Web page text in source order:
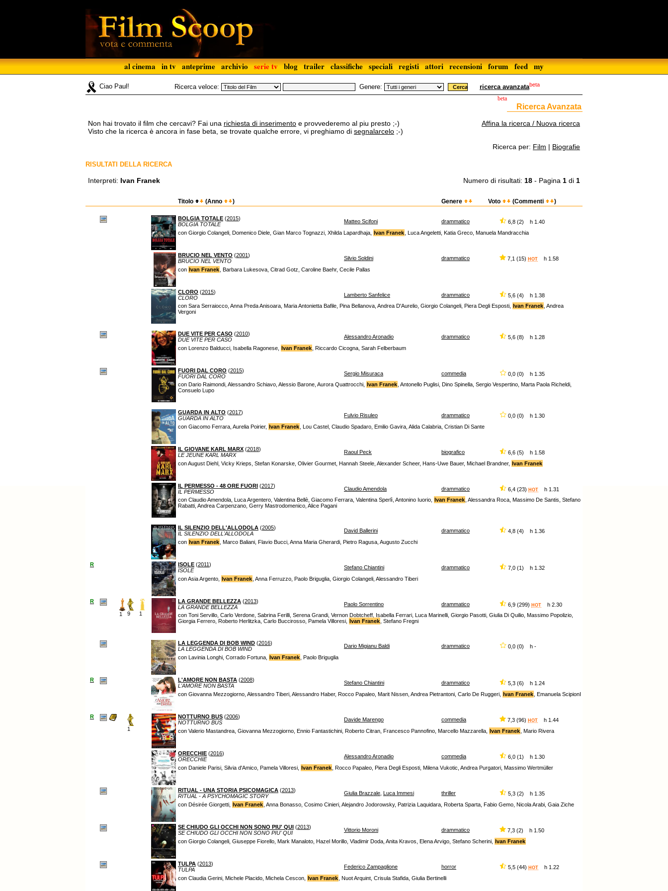
al cinema in tv anteprime archivio serie tv blog trailer classifiche speciali registi attori recensioni forum feed my
Ciao Paul! Ricerca veloce: Genere: ricerca avanzatabeta
Ricerca Avanzata
beta
Affina la ricerca / Nuova ricerca
Non hai trovato il film che cercavi? Fai una richiesta di inserimento e provvederemo al piu presto ;-)
Visto che la ricerca è ancora in fase beta, se trovate qualche errore, vi preghiamo di segnalarcelo ;-)
Ricerca per: Film | Biografie
RISULTATI DELLA RICERCA
Numero di risultati: 18 - Pagina 1 di 1
Interpreti: Ivan Franek
Titolo (Anno ) Genere Voto (Commenti )
BOLGIA TOTALE (2015)
BOLGIA TOTALE
Matteo Scifoni drammatico
6,8 (2) h 1.40
con Giorgio Colangeli, Domenico Diele, Gian Marco Tognazzi, Xhilda Lapardhaja, Ivan Franek , Luca Angeletti, Katia Greco, Manuela Mandracchia
BRUCIO NEL VENTO (2001)
BRUCIO NEL VENTO
Silvio Soldini drammatico 7,1 (15) HOT h 1.58
con Ivan Franek , Barbara Lukesova, Citrad Gotz, Caroline Baehr, Cecile Pallas
CLORO (2015)
CLORO
Lamberto Sanfelice drammatico
5,6 (4) h 1.38
con Sara Serraiocco, Anna Preda Anisoara, Maria Antonietta Bafile, Pina Bellanova, Andrea D'Aurelio, Giorgio Colangeli, Piera Degli Esposti, Ivan Franek , Andrea
Vergoni
DUE VITE PER CASO (2010)
DUE VITE PER CASO
Alessandro Aronadio drammatico
5,6 (8) h 1.28
con Lorenzo Balducci, Isabella Ragonese, Ivan Franek , Riccardo Cicogna, Sarah Felberbaum
FUORI DAL CORO (2015)
FUORI DAL CORO
Sergio Misuraca commedia
0,0 (0) h 1.35
con Dario Raimondi, Alessandro Schiavo, Alessio Barone, Aurora Quattrocchi, Ivan Franek , Antonello Puglisi, Dino Spinella, Sergio Vespertino, Marta Paola Richeldi,
Consuelo Lupo
GUARDA IN ALTO (2017)
GUARDA IN ALTO
Fulvio Risuleo drammatico
0,0 (0) h 1.30
con Giacomo Ferrara, Aurelia Poirier, Ivan Franek , Lou Castel, Claudio Spadaro, Emilio Gavira, Alida Calabria, Cristian Di Sante
IL GIOVANE KARL MARX (2018)
LE JEUNE KARL MARX
Raoul Peck biografico
6,6 (5) h 1.58
con August Diehl, Vicky Krieps, Stefan Konarske, Olivier Gourmet, Hannah Steele, Alexander Scheer, Hans-Uwe Bauer, Michael Brandner, Ivan Franek
IL PERMESSO - 48 ORE FUORI (2017)
IL PERMESSO
Claudio Amendola drammatico 6,4 (23) HOT h 1.31
con Claudio Amendola, Luca Argentero, Valentina Bellè, Giacomo Ferrara, Valentina Sperlì, Antonino Iuorio, Ivan Franek , Alessandra Roca, Massimo De Santis, Stefano
Rabatti, Andrea Carpenzano, Gerry Mastrodomenico, Alice Pagani
IL SILENZIO DELL'ALLODOLA (2005)
IL SILENZIO DELL'ALLODOLA
David Ballerini drammatico
4,8 (4) h 1.36
con Ivan Franek , Marco Baliani, Flavio Bucci, Anna Maria Gherardi, Pietro Ragusa, Augusto Zucchi
R ISOLE (2011)
ISOLE
Stefano Chiantini drammatico
7,0 (1) h 1.32
con Asia Argento, Ivan Franek , Anna Ferruzzo, Paolo Briguglia, Giorgio Colangeli, Alessandro Tiberi
R
1 9 1
LA GRANDE BELLEZZA (2013)
LA GRANDE BELLEZZA
Paolo Sorrentino drammatico 6,9 (299) HOT h 2.30
con Toni Servillo, Carlo Verdone, Sabrina Ferilli, Serena Grandi, Vernon Dobtcheff, Isabella Ferrari, Luca Marinelli, Giorgio Pasotti, Giulia Di Quilio, Massimo Popolizio,
Giorgia Ferrero, Roberto Herlitzka, Carlo Buccirosso, Pamela Villoresi, Ivan Franek , Stefano Fregni
LA LEGGENDA DI BOB WIND (2016)
LA LEGGENDA DI BOB WIND
Dario Migianu Baldi drammatico
0,0 (0) h -
con Lavinia Longhi, Corrado Fortuna, Ivan Franek , Paolo Briguglia
R L'AMORE NON BASTA (2008)
L'AMORE NON BASTA
Stefano Chiantini drammatico
5,3 (6) h 1.24
con Giovanna Mezzogiorno, Alessandro Tiberi, Alessandro Haber, Rocco Papaleo, Marit Nissen, Andrea Pietrantoni, Carlo De Ruggeri, Ivan Franek , Emanuela ScipionI
R
1
NOTTURNO BUS (2006)
NOTTURNO BUS
Davide Marengo commedia 7,3 (96) HOT h 1.44
con Valerio Mastandrea, Giovanna Mezzogiorno, Ennio Fantastichini, Roberto Citran, Francesco Pannofino, Marcello Mazzarella, Ivan Franek , Mario Rivera
ORECCHIE (2016)
ORECCHIE
Alessandro Aronadio commedia
6,0 (1) h 1.30
con Daniele Parisi, Silvia d'Amico, Pamela Villoresi, Ivan Franek , Rocco Papaleo, Piera Degli Esposti, Milena Vukotic, Andrea Purgatori, Massimo Wertmüller
RITUAL - UNA STORIA PSICOMAGICA (2013)
RITUAL - A PSYCHOMAGIC STORY
Giulia Brazzale Luca Immesi thriller
5,3 (2) h 1.35
con Désirée Giorgetti, Ivan Franek , Anna Bonasso, Cosimo Cinieri, Alejandro Jodorowsky, Patrizia Laquidara, Roberta Sparta, Fabio Gemo, Nicola Arabi, Gaia Ziche
SE CHIUDO GLI OCCHI NON SONO PIU' QUI (2013)
SE CHIUDO GLI OCCHI NON SONO PIU' QUI
Vittorio Moroni drammatico
7,3 (2) h 1.50
con Giorgio Colangeli, Giuseppe Fiorello, Mark Manaloto, Hazel Morillo, Vladimir Doda, Anita Kravos, Elena Arvigo, Stefano Scherini, Ivan Franek
TULPA (2013)
TULPA
Federico Zampaglione horror 5,5 (44) HOT h 1.22
con Claudia Gerini, Michele Placido, Michela Cescon, Ivan Franek , Nuot Arquint, Crisula Stafida, Giulia Bertinelli